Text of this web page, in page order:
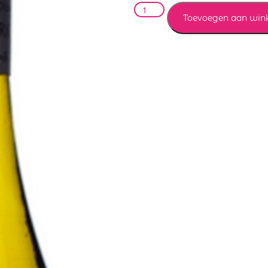
Toevoegen aan